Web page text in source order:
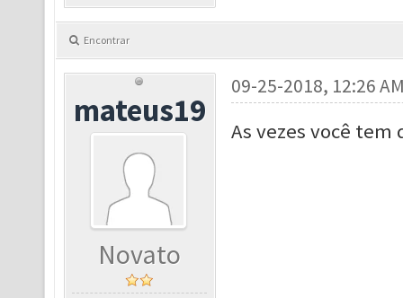
Encontrar
mateus19
Novato
09-25-2018, 12:26
As vezes você